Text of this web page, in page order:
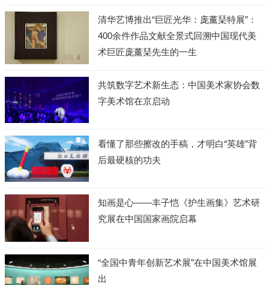
清华艺博推出“巨匠光华：庞薰琹特展”：
400余件作品文献全景式回溯中国现代美
术巨匠庞薰琹先生的一生
共筑数字艺术新生态：中国美术家协会数
字美术馆在京启动
看懂了那些擦改的手稿，才明白“英雄”背
后最硬核的功夫
知画是心——丰子恺《护生画集》艺术研
究展在中国国家画院启幕
“全国中青年创新艺术展”在中国美术馆展
出